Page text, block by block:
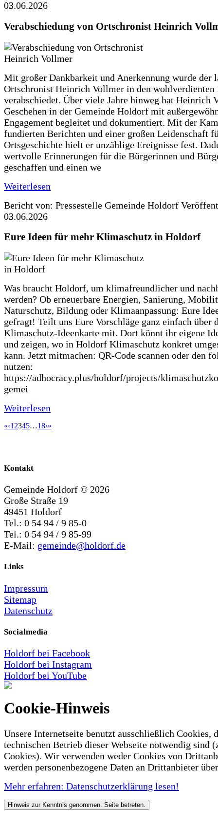
03.06.2026
Verabschiedung von Ortschronist Heinrich
Mit großer Dankbarkeit und Anerkennung wurde der
Ortschronist Heinrich Vollmer in den wohlverdienten
verabschiedet. Über viele Jahre hinweg hat Heinrich
Geschehen in der Gemeinde Holdorf mit
Engagement begleitet und dokumentiert. Mit der
fundierten Berichten und einer großen Leidenschaft
Ortsgeschichte hielt er unzählige Ereignisse fest.
wertvolle Erinnerungen für die Bürgerinnen und
geschaffen und einen we
Weiterlesen
Bericht von: Pressestelle Gemeinde Holdorf
03.06.2026
Eure Ideen für mehr Klimaschutz in Holdorf
Was braucht Holdorf, um klimafreundlicher und
werden? Ob erneuerbare Energien, Sanierung,
Naturschutz, Bildung oder Klimaanpassung: Eure
gefragt! Teilt uns Eure Vorschläge ganz einfach über
Klimaschutz-Ideenkarte mit. Dort könnt ihr eigene
und zeigen, wo in Holdorf Klimaschutz konkret
kann. Jetzt mitmachen: QR-Code scannen oder den
nutzen:
https://adhocracy.plus/holdorf/projects/
gemei
Weiterlesen
«‹1 2345…18›»
Kontakt
Gemeinde Holdorf © 2026
Große Straße 19
49451 Holdorf
Tel.: 0 54 94 / 9 85-0
Tel.: 0 54 94 / 9 85-99
E-Mail: gemeinde@holdorf.de
Links
Impressum
Sitemap
Datenschutz
Socialmedia
Holdorf bei Facebook
Holdorf bei Instagram
Holdorf bei YouTube
Cookie-Hinweis
Unsere Internetseite benutzt ausschließlich Cookies,
technischen Betrieb dieser Webseite notwendig sind
Cookies). Wir verwenden weder Cookies von
werden personenbezogene Daten an Drittanbieter
Mehr erfahren: Datenschutzerklärung lesen!
Hinweis zur Kenntnis genommen. Seite betreten.